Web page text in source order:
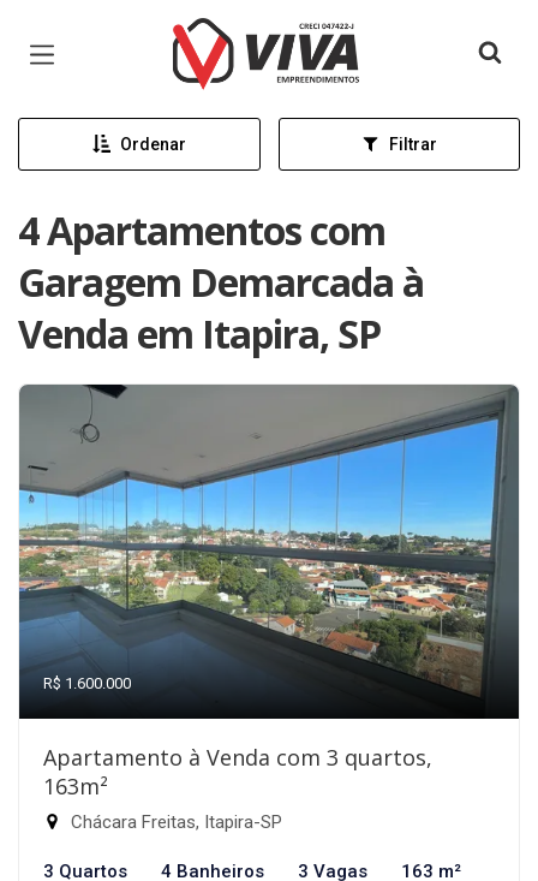
Página inicial
Ordenar Filtrar
4 Apartamentos com
Garagem Demarcada à
Venda em Itapira, SP
R$ 1.600.000
Apartamento à Venda com 3 quartos,
163m²
Chácara Freitas, Itapira-SP
3 Quartos 4 Banheiros 3 Vagas 163 m²